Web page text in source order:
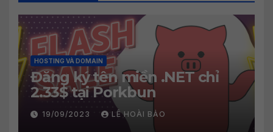
HOSTING VÀ DOMAIN
Đăng ký tên miền .NET chỉ
2.33$ tại Porkbun
19/09/2023 LÊ HOÀI BẢO